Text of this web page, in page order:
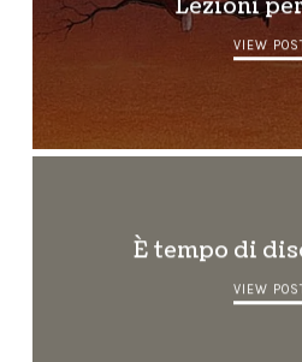
Lezioni
VIEW
È tempo di
VIEW